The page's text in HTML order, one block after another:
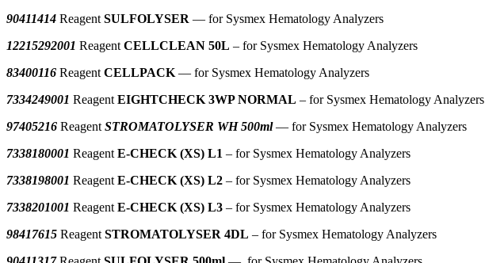
90411414 Reagent SULFOLYSER — for Sysmex Hematology Analyzers
12215292001 Reagent CELLCLEAN 50L – for Sysmex Hematology Analyzers
83400116 Reagent CELLPACK — for Sysmex Hematology Analyzers
7334249001 Reagent EIGHTCHECK 3WP NORMAL – for Sysmex Hematology Analyzers
97405216 Reagent STROMATOLYSER WH 500ml— for Sysmex Hematology Analyzers
7338180001 Reagent E-CHECK (XS) L1 – for Sysmex Hematology Analyzers
7338198001 Reagent E-CHECK (XS) L2 – for Sysmex Hematology Analyzers
7338201001 Reagent E-CHECK (XS) L3 – for Sysmex Hematology Analyzers
98417615 Reagent STROMATOLYSER 4DL – for Sysmex Hematology Analyzers